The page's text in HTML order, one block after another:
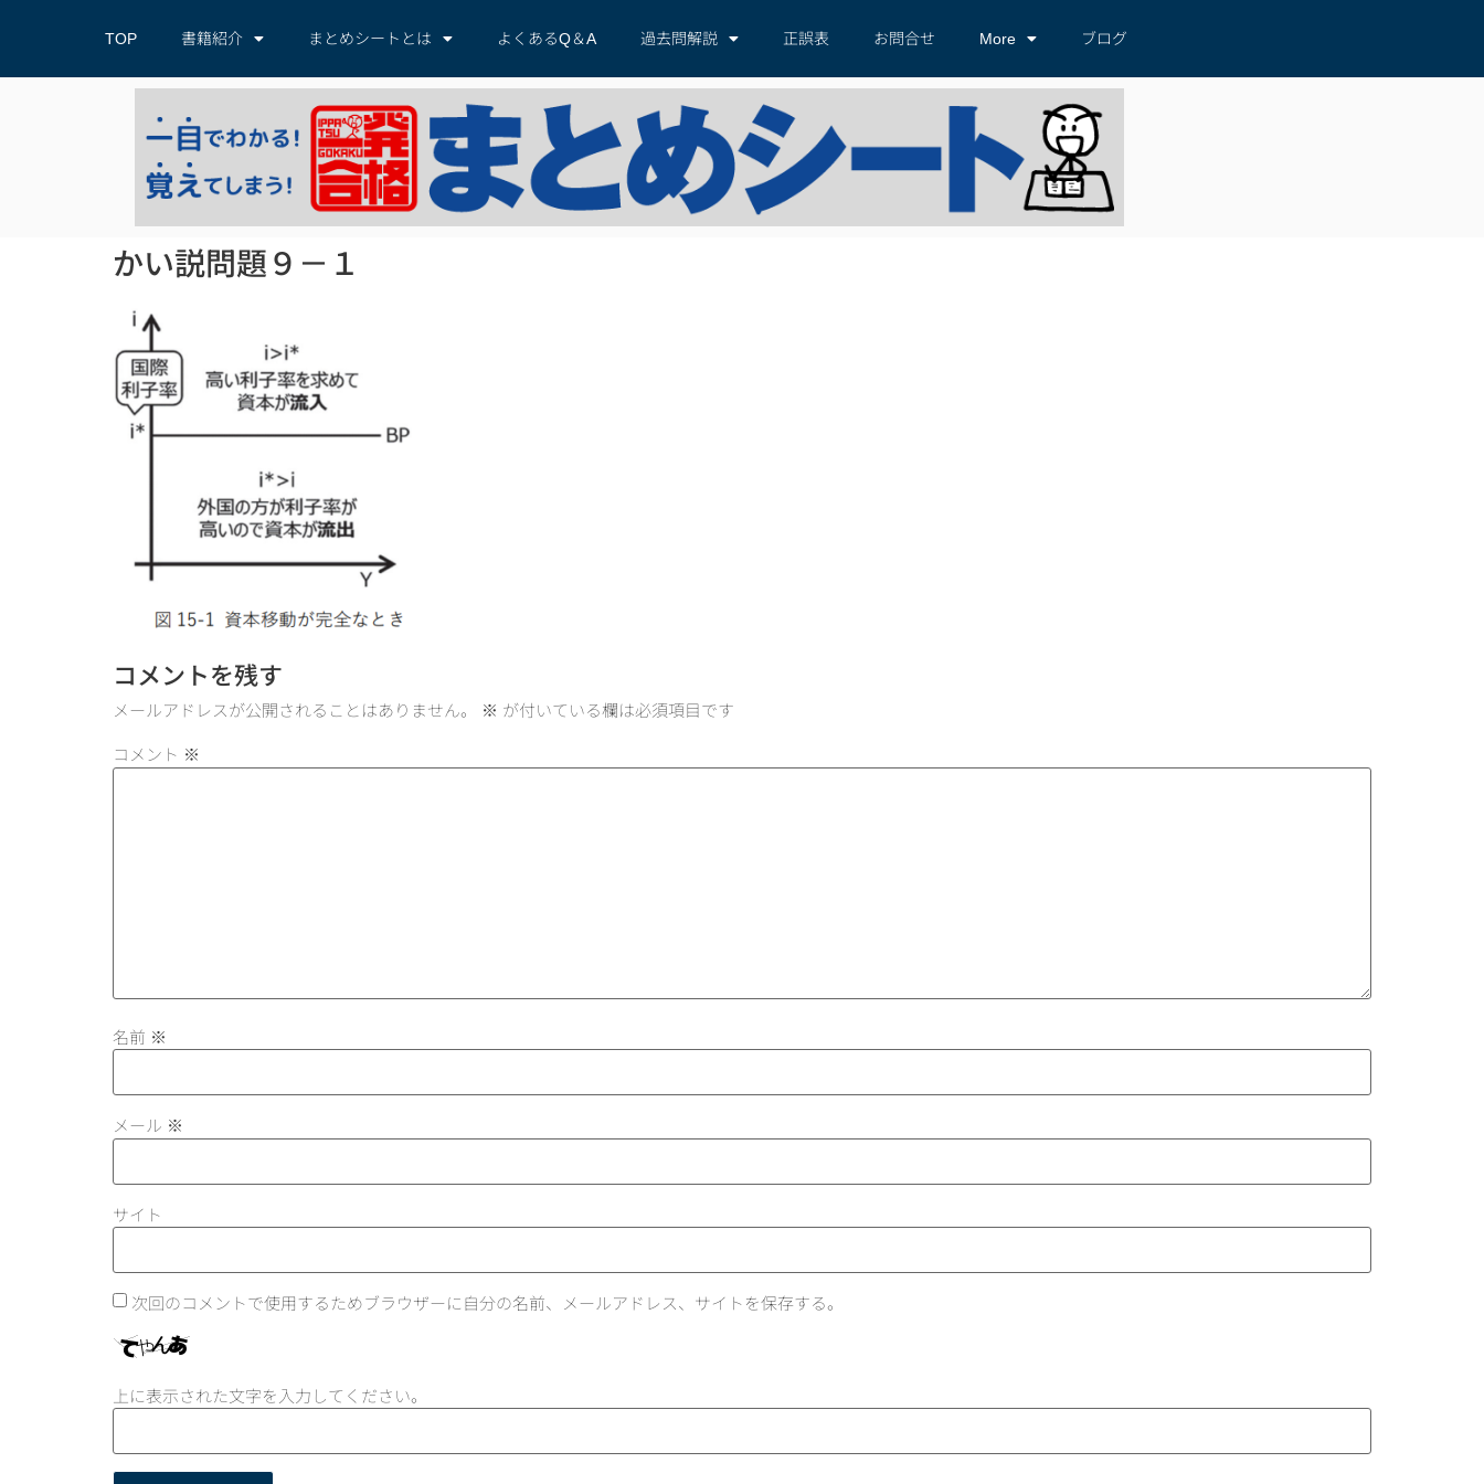
TOP 書籍紹介 まとめシートとは よくあるQ＆A 過去問解説 正誤表 お問合せ More ブログ
かい説問題９－１
コメントを残す
メールアドレスが公開されることはありません。 ※ が付いている欄は必須項目です
コメント ※
名前 ※
メール ※
サイト
次回のコメントで使用するためブラウザーに自分の名前、メールアドレス、サイトを保存する。
上に表示された文字を入力してください。